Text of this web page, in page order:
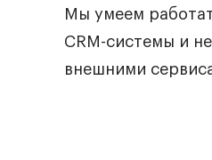
Мы умеем
CRM-системы и
внешними